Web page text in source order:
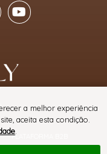
PLATAFORMA B2B
a melhor experiência
aceita esta condição.